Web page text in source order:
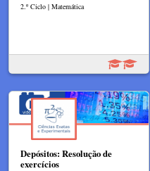
2.º Ciclo | Matemática
Depósitos: Resolução de
exercícios